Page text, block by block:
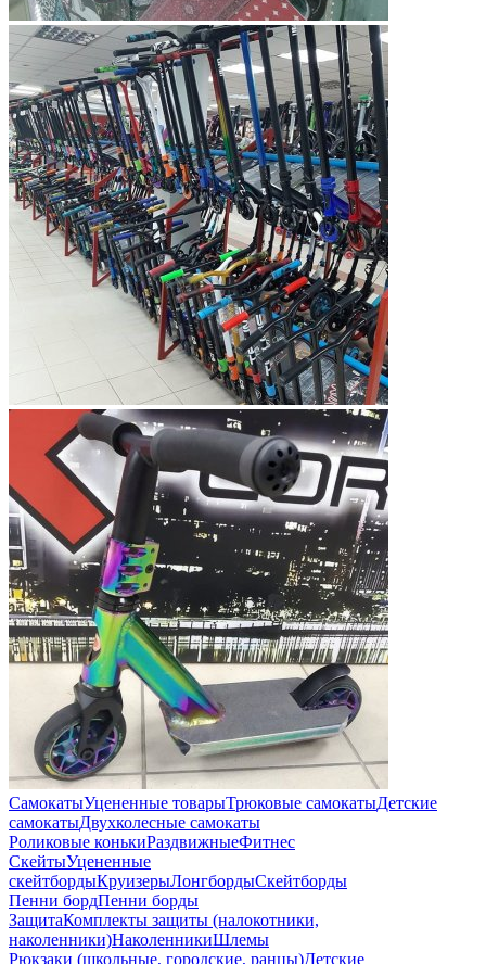
СамокатыУцененные товарыТрюковые самокатыДетские
самокатыДвухколесные самокаты
Роликовые конькиРаздвижныеФитнес
СкейтыУцененные
скейтбордыКруизерыЛонгбордыСкейтборды
Пенни бордПенни борды
ЗащитаКомплекты защиты (налокотники,
наколенники)НаколенникиШлемы
Рюкзаки (школьные, городские, ранцы)Детские